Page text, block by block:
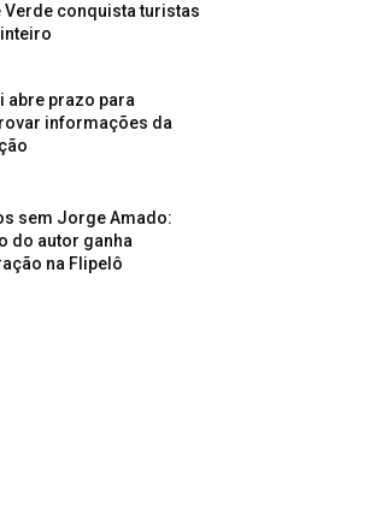
Verde conquista turistas
abre prazo para
informações da
sem Jorge Amado:
do autor ganha
na Flipelô